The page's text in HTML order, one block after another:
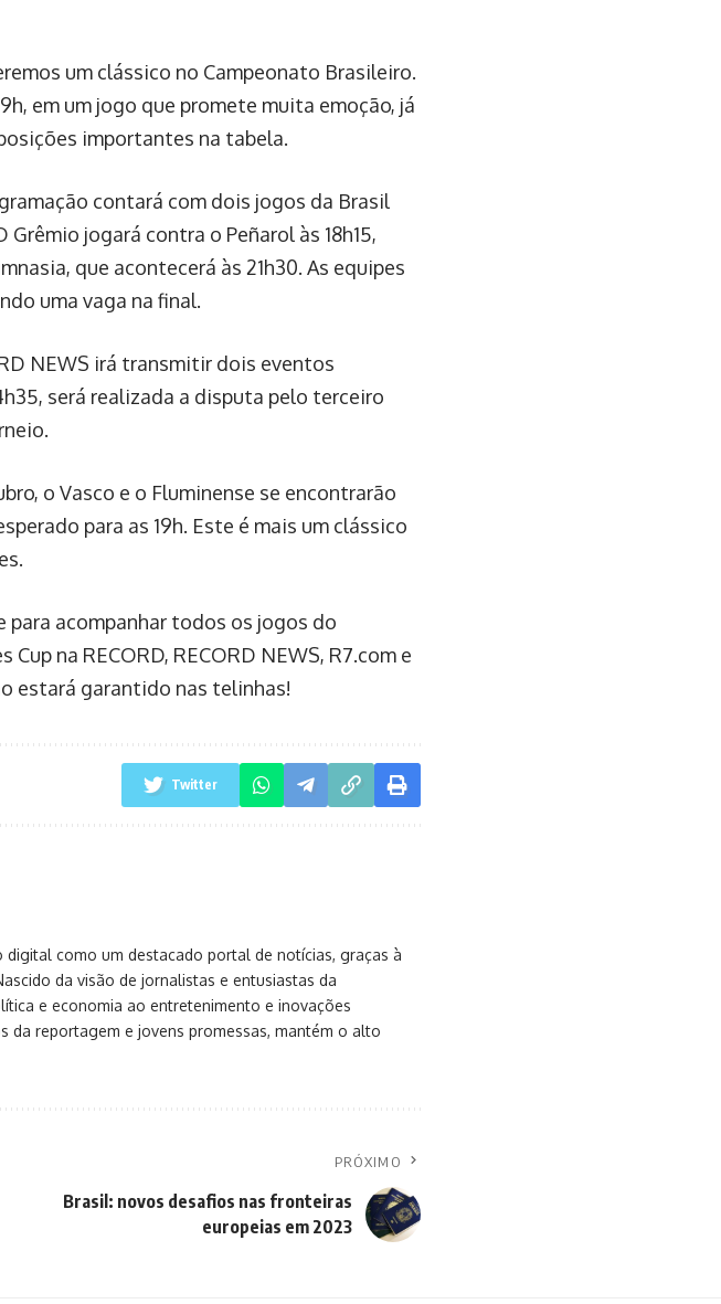
um clássico no Campeonato Brasileiro.
em um jogo que promete muita emoção, já
importantes na tabela.
contará com dois jogos da Brasil
jogará contra o Peñarol às 18h15,
que acontecerá às 21h30. As equipes
uma vaga na final.
NEWS irá transmitir dois eventos
será realizada a disputa pelo terceiro
o Vasco e o Fluminense se encontrarão
para as 19h. Este é mais um clássico
acompanhar todos os jogos do
na RECORD, RECORD NEWS, R7.com e
estará garantido nas telinhas!
Twitter
digital como um destacado portal de notícias, graças à
da visão de jornalistas e entusiastas da
e economia ao entretenimento e inovações
da reportagem e jovens promessas, mantém o alto
PRÓXIMO
Brasil: novos desafios nas fronteiras
europeias em 2023